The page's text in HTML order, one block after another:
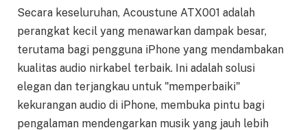
Secara keseluruhan, Acoustune ATX001 adalah
perangkat kecil yang menawarkan dampak besar,
terutama bagi pengguna iPhone yang mendambakan
kualitas audio nirkabel terbaik. Ini adalah solusi
elegan dan terjangkau untuk "memperbaiki"
kekurangan audio di iPhone, membuka pintu bagi
pengalaman mendengarkan musik yang jauh lebih